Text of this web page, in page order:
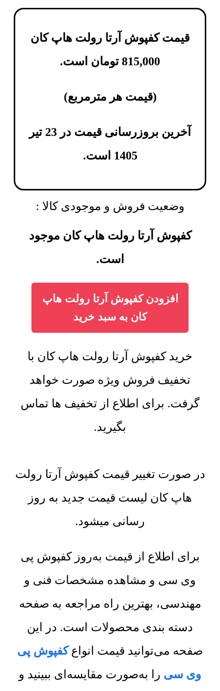
قیمت کفپوش آرتا رولت هاپ کان
815,000 تومان است.
(قیمت هر مترمربع)
آخرین بروزرسانی قیمت در 23 تیر
1405 است.
وضعیت فروش و موجودی کالا :
کفپوش آرتا رولت هاپ کان موجود
است.
افزودن کفپوش آرتا رولت هاپ
کان به سبد خرید
خرید کفپوش آرتا رولت هاپ کان با
تخفیف فروش ویژه صورت خواهد
گرفت. برای اطلاع از تخفیف ها تماس
بگیرید.
در صورت تغییر قیمت کفپوش آرتا رولت
هاپ کان لیست قیمت جدید به روز
رسانی میشود.
برای اطلاع از قیمت به‌روز کفپوش پی
وی سی و مشاهده مشخصات فنی و
مهندسی، بهترین راه مراجعه به صفحه
دسته بندی محصولات است. در این
صفحه می‌توانید قیمت انواعکفپوش پی
وی سی را به‌صورت مقایسه‌ای ببینید و